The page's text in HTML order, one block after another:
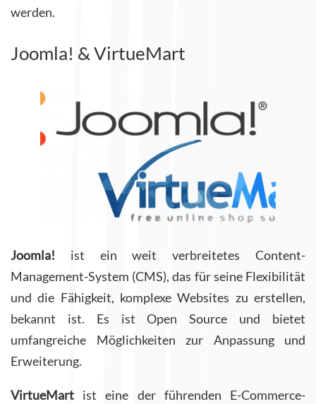
werden.
Joomla! & VirtueMart
Joomla! ist ein weit verbreitetes Content-
Management-System (CMS), das für seine Flexibilität
und die Fähigkeit, komplexe Websites zu erstellen,
bekannt ist. Es ist Open Source und bietet
umfangreiche Möglichkeiten zur Anpassung und
Erweiterung.
VirtueMart ist eine der führenden E-Commerce-